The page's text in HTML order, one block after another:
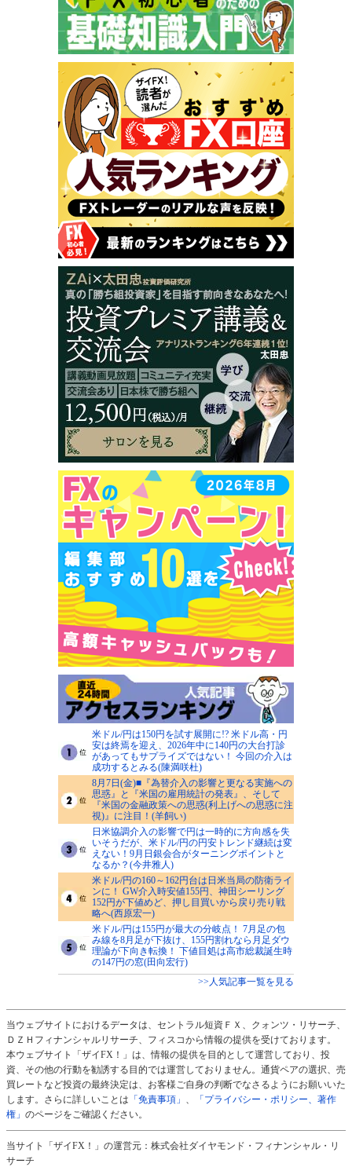
米ドル/円は150円を試す展開に!? 米ドル高・円
安は終焉を迎え、2026年中に140円の大台打診
があってもサプライズではない！ 今回の介入は
成功するとみる(陳満咲杜)
8月7日(金)■『為替介入の影響と更なる実施への
思惑』と『米国の雇用統計の発表』、そして
『米国の金融政策への思惑(利上げへの思惑に注
視)』に注目！(羊飼い)
日米協調介入の影響で円は一時的に方向感を失
いそうだが、米ドル/円の円安トレンド継続は変
えない！9月日銀会合がターニングポイントと
なるか？(今井雅人)
米ドル/円の160～162円台は日米当局の防衛ライ
ンに！ GW介入時安値155円、神田シーリング
152円が下値めど、押し目買いから戻り売り戦
略へ(西原宏一)
米ドル/円は155円が最大の分岐点！ 7月足の包
み線を8月足が下抜け、155円割れなら月足ダウ
理論が下向き転換！ 下値目処は高市総裁誕生時
の147円の窓(田向宏行)
>>人気記事一覧を見る
当ウェブサイトにおけるデータは、セントラル短資ＦＸ、クォンツ・リサーチ、
ＤＺＨフィナンシャルリサーチ、フィスコから情報の提供を受けております。
本ウェブサイト「ザイFX！」は、情報の提供を目的として運営しており、投
資、その他の行動を勧誘する目的では運営しておりません。通貨ペアの選択、売
買レートなど投資の最終決定は、お客様ご自身の判断でなさるようにお願いいた
します。さらに詳しいことは 「免責事項」 、
「プライバシー・ポリシー、著作
権」 のページをご確認ください。
当サイト「ザイFX！」の運営元：株式会社ダイヤモンド・フィナンシャル・リ
サーチ